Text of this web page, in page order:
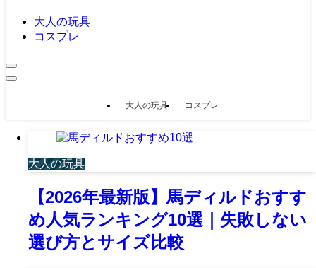
大人の玩具
コスプレ
大人の玩具 コスプレ
大人の玩具
【2026年最新版】馬ディルドおすす
め人気ランキング10選｜失敗しない
選び方とサイズ比較